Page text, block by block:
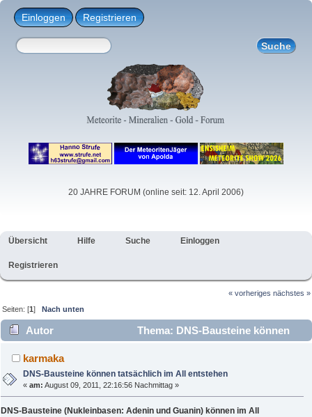
Einloggen Registrieren
20 JAHRE FORUM (online seit: 12. April 2006)
Übersicht Hilfe Suche Einloggen
Registrieren
« vorheriges nächstes »
Seiten: [1]Nach unten
Autor
Thema: DNS-Bausteine können
tatsächlich im All entstehen (Gelesen 2547 mal)
karmaka
DNS-Bausteine können tatsächlich im All entstehen
«am: August 09, 2011, 22:16:56 Nachmittag »
DNS-Bausteine (Nukleinbasen: Adenin und Guanin) können im All